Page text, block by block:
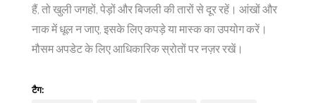
हैं, तो खुली जगहों, पेड़ों और बिजली की तारों से दूर रहें। आंखों और
नाक में धूल न जाए, इसके लिए कपड़े या मास्क का उपयोग करें।
मौसम अपडेट के लिए आधिकारिक स्रोतों पर नज़र रखें।
टैग: